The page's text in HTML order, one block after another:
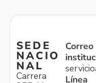
SEDE
NACIO
NAL
Carrera
Correo
Línea